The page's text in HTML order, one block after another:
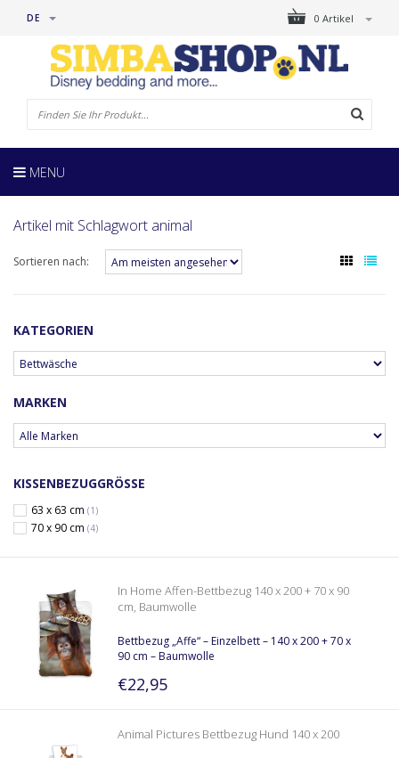
0 Artikel
DE
MENU
Artikel mit Schlagwort animal
Sortieren nach:
KATEGORIEN
MARKEN
KISSENBEZUGGRÖSSE
63 x 63 cm (1)
70 x 90 cm (4)
In Home Affen-Bettbezug 140 x 200 + 70 x 90
cm, Baumwolle
Bettbezug „Affe“ – Einzelbett – 140 x 200 + 70 x
90 cm – Baumwolle
€22,95
Animal Pictures Bettbezug Hund 140 x 200